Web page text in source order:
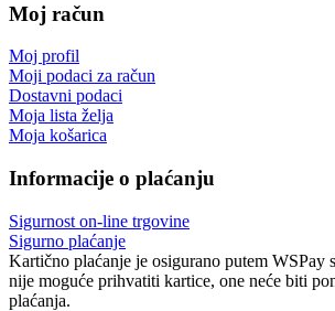
Moj račun
Moj profil
Moji podaci za račun
Dostavni podaci
Moja lista želja
Moja košarica
Informacije o plaćanju
Sigurnost on-line trgovine
Sigurno plaćanje
Kartično plaćanje je osigurano putem WSPay
nije moguće prihvatiti kartice, one neće biti
plaćanja.